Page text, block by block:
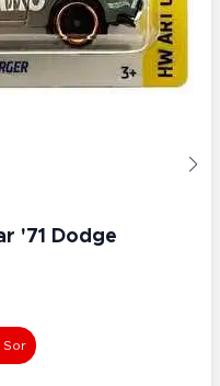
'71 Dodge
Sor